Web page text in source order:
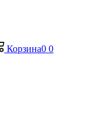
Корзина0 0